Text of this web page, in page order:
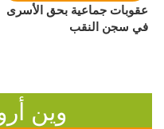
عقوبات جماعية بحق الأسرى
في سجن النقب
وين